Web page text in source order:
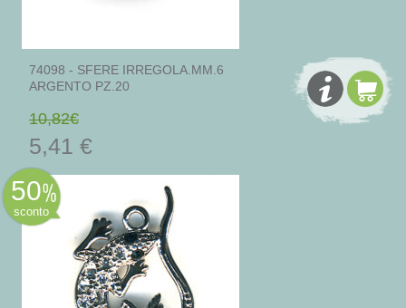
74098 - SFERE IRREGOLA.MM.6
ARGENTO PZ.20
10,82€
5,41 €
50
sconto